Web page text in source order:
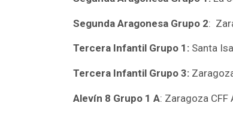
Segunda Aragonesa Grupo 2:
Tercera Infantil Grupo 1: Santa
Tercera Infantil Grupo 3:
Alevín 8 Grupo 1 A: Zaragoza CFF